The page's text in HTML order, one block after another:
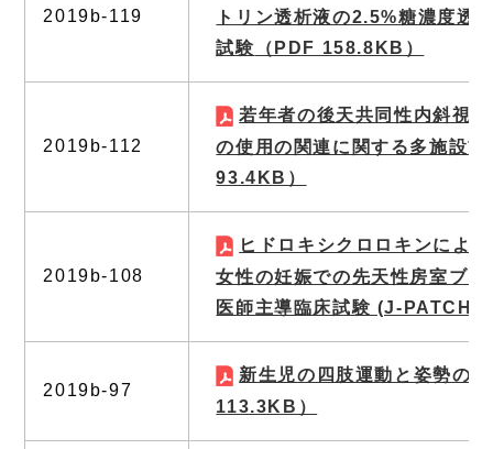
2019b-119
トリン透析液の2.5%糖濃度透
試験 （PDF 158.8KB）
2019b-112
若年者の後天共同性内斜視
の使用の関連に関する多施設前
93.4KB）
2019b-108
ヒドロキシクロロキンによ
女性の妊娠での先天性房室ブ
医師主導臨床試験 (J-PATCH)
2019b-97
新生児の四肢運動と姿勢の
113.3KB）